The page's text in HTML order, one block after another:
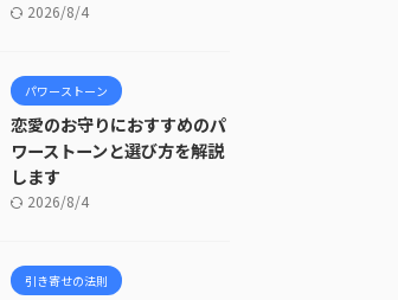
2026/8/4
パワーストーン
恋愛のお守りにおすすめのパ
ワーストーンと選び方を解説
します
2026/8/4
引き寄せの法則